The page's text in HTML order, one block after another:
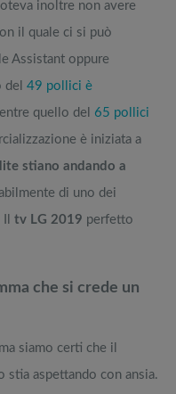
inoltre non avere
il quale ci si può
Assistant oppure
del 49 pollici è
quello del 65 pollici
è iniziata a
stiano andando a
di uno dei
tv LG 2019 perfetto
che si crede un
siamo certi che il
aspettando con ansia.